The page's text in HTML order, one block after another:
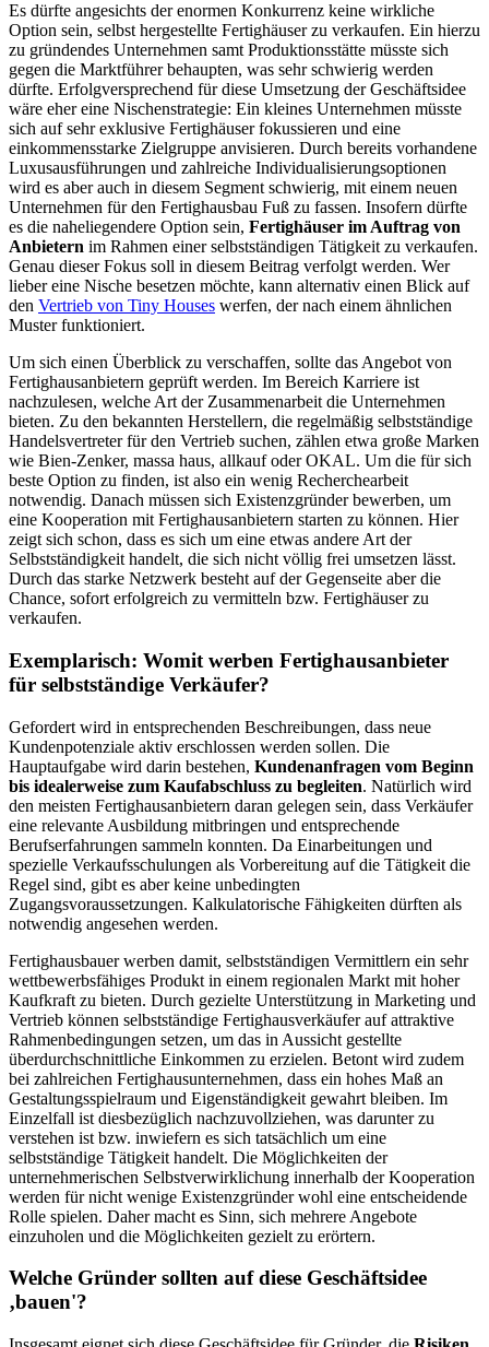
Es dürfte angesichts der enormen Konkurrenz keine wirkliche
Option sein, selbst hergestellte Fertighäuser zu verkaufen. Ein hierzu
zu gründendes Unternehmen samt Produktionsstätte müsste sich
gegen die Marktführer behaupten, was sehr schwierig werden
dürfte. Erfolgversprechend für diese Umsetzung der Geschäftsidee
wäre eher eine Nischenstrategie: Ein kleines Unternehmen müsste
sich auf sehr exklusive Fertighäuser fokussieren und eine
einkommensstarke Zielgruppe anvisieren. Durch bereits vorhandene
Luxusausführungen und zahlreiche Individualisierungsoptionen
wird es aber auch in diesem Segment schwierig, mit einem neuen
Unternehmen für den Fertighausbau Fuß zu fassen. Insofern dürfte
es die naheliegendere Option sein, Fertighäuser im Auftrag von
Anbietern im Rahmen einer selbstständigen Tätigkeit zu verkaufen.
Genau dieser Fokus soll in diesem Beitrag verfolgt werden. Wer
lieber eine Nische besetzen möchte, kann alternativ einen Blick auf
den Vertrieb von Tiny Houses werfen, der nach einem ähnlichen
Muster funktioniert.
Um sich einen Überblick zu verschaffen, sollte das Angebot von
Fertighausanbietern geprüft werden. Im Bereich Karriere ist
nachzulesen, welche Art der Zusammenarbeit die Unternehmen
bieten. Zu den bekannten Herstellern, die regelmäßig selbstständige
Handelsvertreter für den Vertrieb suchen, zählen etwa große Marken
wie Bien-Zenker, massa haus, allkauf oder OKAL. Um die für sich
beste Option zu finden, ist also ein wenig Recherchearbeit
notwendig. Danach müssen sich Existenzgründer bewerben, um
eine Kooperation mit Fertighausanbietern starten zu können. Hier
zeigt sich schon, dass es sich um eine etwas andere Art der
Selbstständigkeit handelt, die sich nicht völlig frei umsetzen lässt.
Durch das starke Netzwerk besteht auf der Gegenseite aber die
Chance, sofort erfolgreich zu vermitteln bzw. Fertighäuser zu
verkaufen.
Exemplarisch: Womit werben Fertighausanbieter
für selbstständige Verkäufer?
Gefordert wird in entsprechenden Beschreibungen, dass neue
Kundenpotenziale aktiv erschlossen werden sollen. Die
Hauptaufgabe wird darin bestehen, Kundenanfragen vom Beginn
bis idealerweise zum Kaufabschluss zu begleiten. Natürlich wird
den meisten Fertighausanbietern daran gelegen sein, dass Verkäufer
eine relevante Ausbildung mitbringen und entsprechende
Berufserfahrungen sammeln konnten. Da Einarbeitungen und
spezielle Verkaufsschulungen als Vorbereitung auf die Tätigkeit die
Regel sind, gibt es aber keine unbedingten
Zugangsvoraussetzungen. Kalkulatorische Fähigkeiten dürften als
notwendig angesehen werden.
Fertighausbauer werben damit, selbstständigen Vermittlern ein sehr
wettbewerbsfähiges Produkt in einem regionalen Markt mit hoher
Kaufkraft zu bieten. Durch gezielte Unterstützung in Marketing und
Vertrieb können selbstständige Fertighausverkäufer auf attraktive
Rahmenbedingungen setzen, um das in Aussicht gestellte
überdurchschnittliche Einkommen zu erzielen. Betont wird zudem
bei zahlreichen Fertighausunternehmen, dass ein hohes Maß an
Gestaltungsspielraum und Eigenständigkeit gewahrt bleiben. Im
Einzelfall ist diesbezüglich nachzuvollziehen, was darunter zu
verstehen ist bzw. inwiefern es sich tatsächlich um eine
selbstständige Tätigkeit handelt. Die Möglichkeiten der
unternehmerischen Selbstverwirklichung innerhalb der Kooperation
werden für nicht wenige Existenzgründer wohl eine entscheidende
Rolle spielen. Daher macht es Sinn, sich mehrere Angebote
einzuholen und die Möglichkeiten gezielt zu erörtern.
Welche Gründer sollten auf diese Geschäftsidee
‚bauen'?